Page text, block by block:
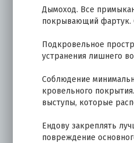
Дымоход. Все
покрывающий фартук.
Подкровельное
устранения лишнего
Соблюдение
кровельного
выступы, которые
Ендову закреплять
повреждение